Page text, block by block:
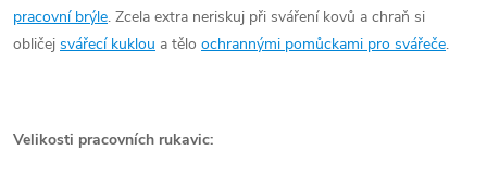
pracovní brýle. Zcela extra neriskuj při sváření kovů a chraň si
obličej svářecí kuklou a tělo ochrannými pomůckami pro svářeče.
Velikosti pracovních rukavic: